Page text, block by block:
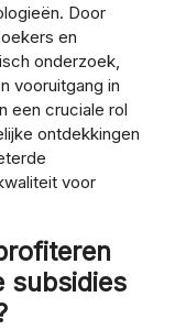
Door
en
onderzoek,
vooruitgang in
een cruciale rol
ontdekkingen
voor
subsidies